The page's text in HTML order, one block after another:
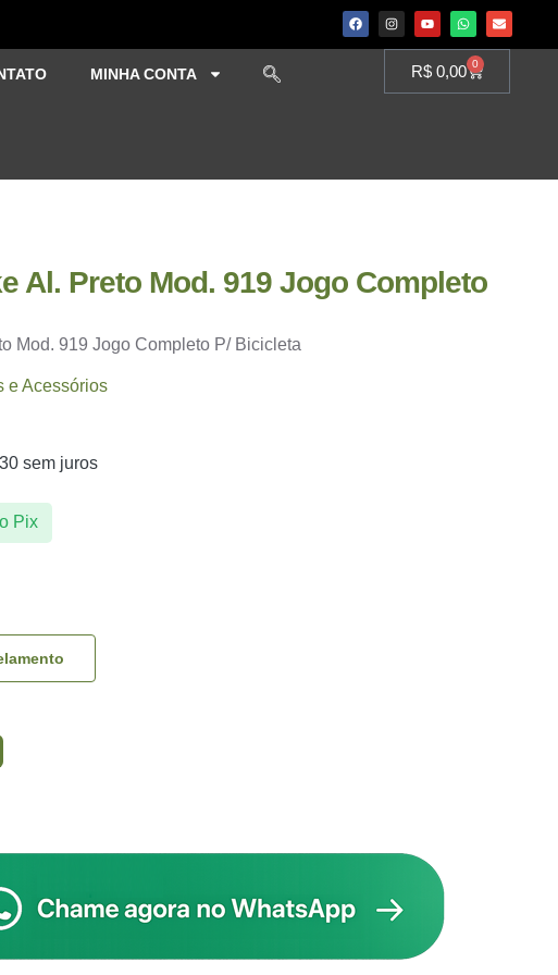
MINHA CONTA R$ 0,00 0
Al. Preto Mod. 919 Jogo Completo
Mod. 919 Jogo Completo P/ Bicicleta
e Acessórios
sem juros
Pix